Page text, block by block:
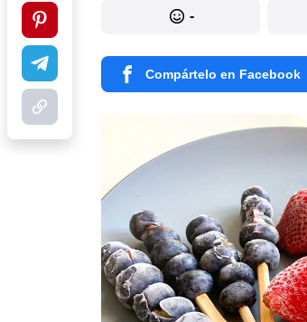
-
Compártelo en Facebook